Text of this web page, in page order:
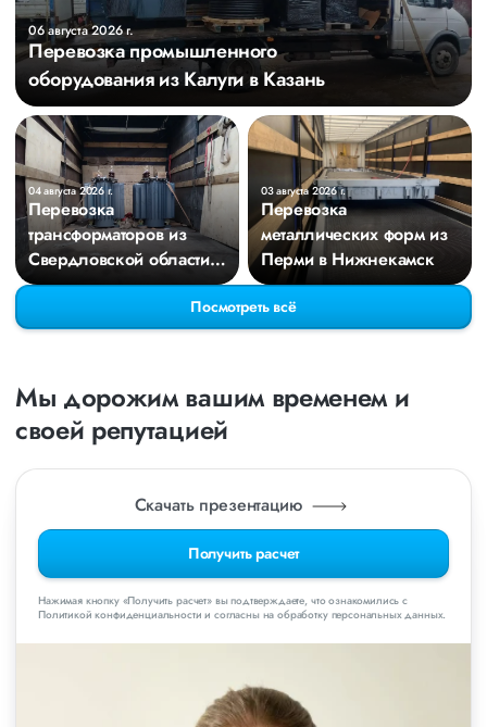
06 августа 2026 г.
Перевозка промышленного
оборудования из Калуги в Казань
04 августа 2026 г.
Перевозка
трансформаторов из
Свердловской области в
Киров
03 августа 2026 г.
Перевозка
металлических форм из
Перми в Нижнекамск
Посмотреть всё
Мы дорожим вашим временем и
своей репутацией
Получить расчет
Скачать презентацию
Нажимая кнопку «Получить расчет» вы подтверждаете, что ознакомились с
Политикой конфиденциальности и согласны на обработку персональных данных.